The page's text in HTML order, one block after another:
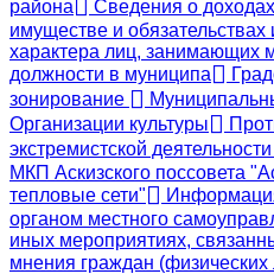
района
Сведения о
имуществе и
характера лиц, занимающих
должности в муниципа
зонирование
Организации культуры
экстремистской
МКП Аскизского поссовета
тепловые сети"
органом местного
иных мероприятиях,
мнения граждан (физических